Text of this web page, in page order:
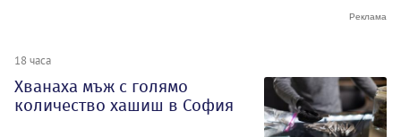
18 часа
Хванаха мъж с голямо
количество хашиш в София